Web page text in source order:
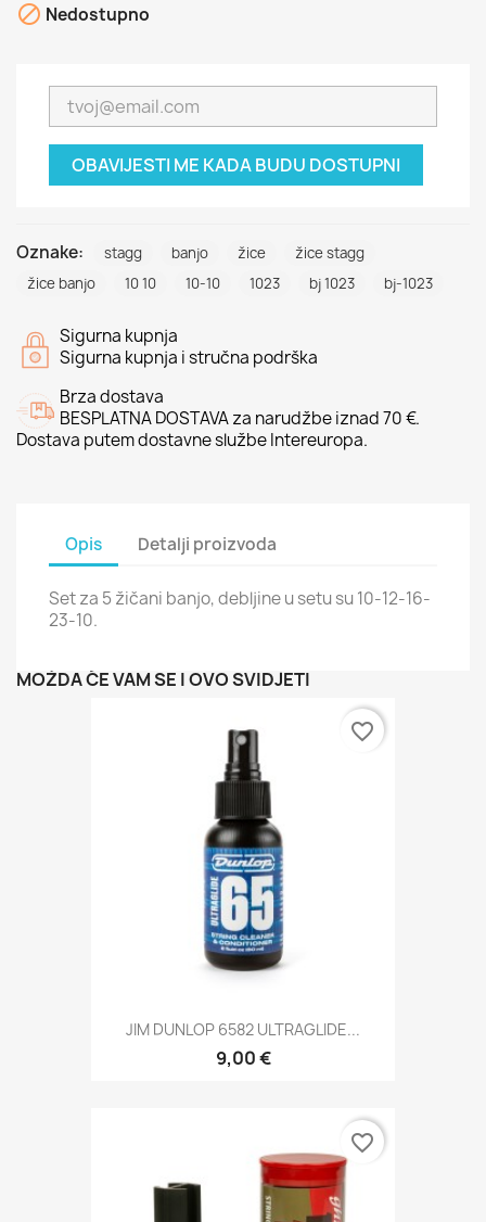
 Nedostupno
OBAVIJESTI ME KADA BUDU DOSTUPNI
Oznake: stagg banjo žice
žice stagg
žice banjo
10 10 10-10 1023 bj 1023 bj-1023
Sigurna kupnja
Sigurna kupnja i stručna podrška
Brza dostava
BESPLATNA DOSTAVA za narudžbe iznad 70 €.
Dostava putem dostavne službe Intereuropa.
Opis Detalji proizvoda
Set za 5 žičani banjo, debljine u setu su 10-12-16-
23-10.
MOŽDA ĆE VAM SE I OVO SVIDJETI
JIM DUNLOP 6582 ULTRAGLIDE...
9,00 €
favorite_border
favorite_border